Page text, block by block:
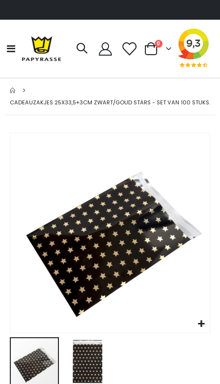
Toggle
Nav
Cart
0producten
CADEAUZAKJES 25X33,5+3CM ZWART/GOUD STARS - SET VAN 100 STUKS.